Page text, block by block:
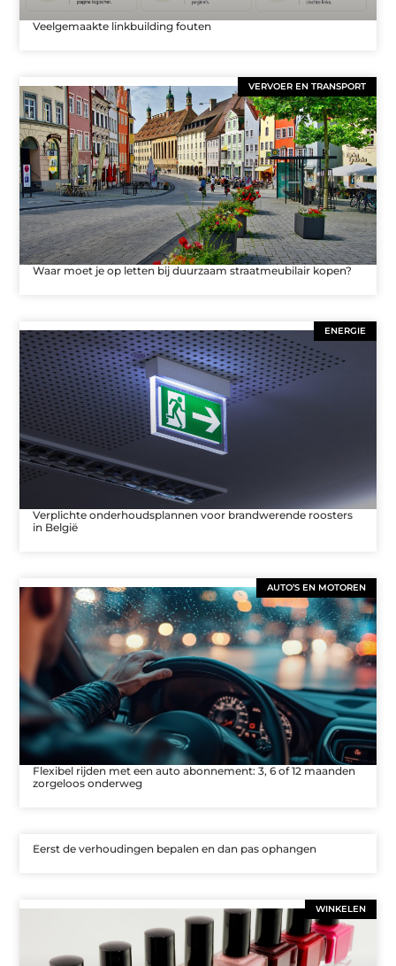
Veelgemaakte linkbuilding fouten
VERVOER EN TRANSPORT
Waar moet je op letten bij duurzaam straatmeubilair kopen?
ENERGIE
Verplichte onderhoudsplannen voor brandwerende roosters
in België
AUTO’S EN MOTOREN
Flexibel rijden met een auto abonnement: 3, 6 of 12 maanden
zorgeloos onderweg
Eerst de verhoudingen bepalen en dan pas ophangen
WINKELEN